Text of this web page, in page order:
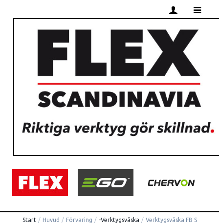
Start / Huvud / Förvaring / -Verktygsväska / Verktygsväska FB S